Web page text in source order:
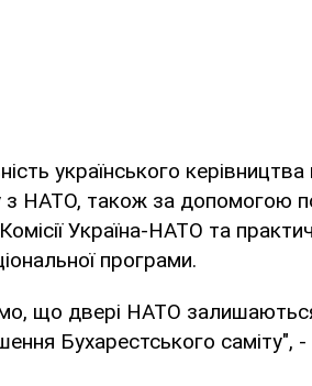
українського
з НАТО, також за допомогою
Україна-НАТО та
програми.
що двері НАТО
Бухарестського саміту",